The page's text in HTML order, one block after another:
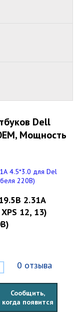
Dell
Мощность
2.31А
12, 13)
0 отзыва
Сообщить,
когда появится